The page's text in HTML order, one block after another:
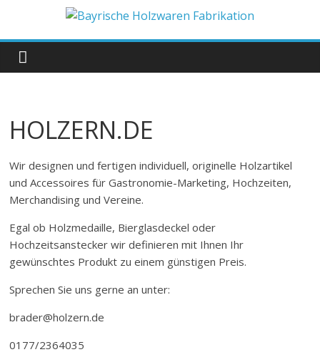
springen
Bayrische
Holzwaren
Fabrikation
HOLZERN.DE
Wir designen und fertigen individuell, originelle Holzartikel
und Accessoires für Gastronomie-Marketing, Hochzeiten,
Merchandising und Vereine.
Egal ob Holzmedaille, Bierglasdeckel oder
Hochzeitsanstecker wir definieren mit Ihnen Ihr
gewünschtes Produkt zu einem günstigen Preis.
Sprechen Sie uns gerne an unter:
brader@holzern.de
0177/2364035